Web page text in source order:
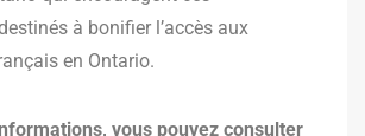
à bonifier l’accès aux
en Ontario.
vous pouvez consulter